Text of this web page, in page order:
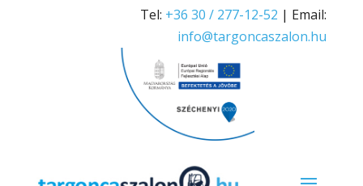
Tel: +36 30 / 277-12-52 | Email:
info@targoncaszalon.hu